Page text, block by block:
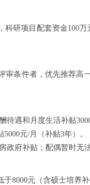
科研项目配套资金100
审条件者，优先推荐
待遇和月度生活补贴
元/月（补贴3年）。
政府补贴；配偶暂时无
于8000元（含硕士培养